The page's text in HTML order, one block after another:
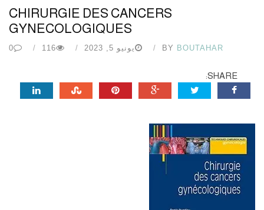
CHIRURGIE DES CANCERS
GYNECOLOGIQUES
BY BOUTAHAR يونيو 5, 2023 116
0
SHARE: